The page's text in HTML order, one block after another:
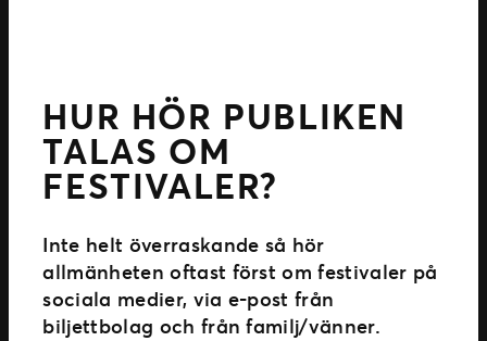
HUR HÖR PUBLIKEN
TALAS OM
FESTIVALER?
Inte helt överraskande så hör
allmänheten oftast först om festivaler på
sociala medier, via e-post från
biljettbolag och från familj/vänner.